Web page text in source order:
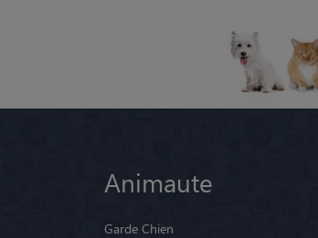
Animaute
Garde Chien